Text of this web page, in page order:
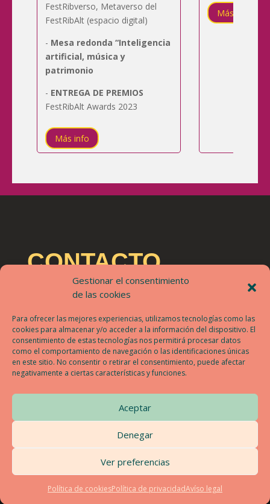
Gestionar el consentimiento
de las cookies
Para ofrecer las mejores experiencias, utilizamos tecnologías como las
cookies para almacenar y/o acceder a la información del dispositivo. El
consentimiento de estas tecnologías nos permitirá procesar datos
como el comportamiento de navegación o las identificaciones únicas
en este sitio. No consentir o retirar el consentimiento, puede afectar
negativamente a ciertas características y funciones.
Aceptar
Denegar
Ver preferencias
Política de cookiesPolítica de privacidadAvíso legal
FestRibverso, Metaverso del
FestRibAlt (espacio digital)
- Mesa redonda “Inteligencia
artificial, música y
patrimonio
- ENTREGA DE PREMIOS
FestRibAlt Awards 2023
Más info
Más info
CONTACTO
festribalt@festribalt.com
Un proyecto de Nova Lux Artean
POLÍTICA DE PRIVACIDAD
AVÍSO LEGAL
Diseñado por el equipo deNova LuxArtean